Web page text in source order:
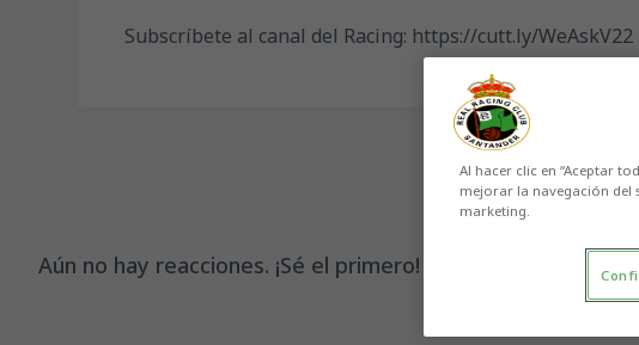
Subscríbete al canal del Racing: https://cutt.ly/
Aún no hay reacciones. ¡Sé el primero!
Al hacer clic en “Aceptar
mejorar la navegación del
marketing.